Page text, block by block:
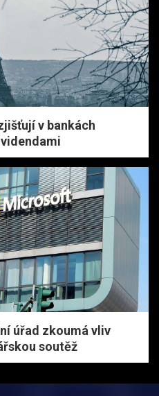
v bankách
úřad zkoumá vliv
soutěž